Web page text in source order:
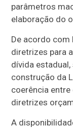
parâmetros
elaboração do
De acordo com
diretrizes para
dívida
construção da
coerência
diretrizes
A